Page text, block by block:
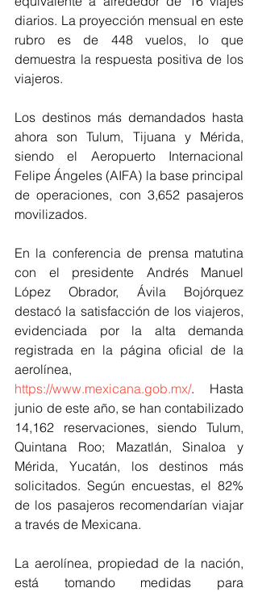
diarios. La proyección mensual en este
rubro es de 448 vuelos, lo que
demuestra la respuesta positiva de los
viajeros.
Los destinos más demandados hasta
ahora son Tulum, Tijuana y Mérida,
siendo el Aeropuerto Internacional
Felipe Ángeles (AIFA) la base principal
de operaciones, con 3,652 pasajeros
movilizados.
En la conferencia de prensa matutina
con el presidente Andrés Manuel
López Obrador, Ávila Bojórquez
destacó la satisfacción de los viajeros,
evidenciada por la alta demanda
registrada en la página oficial de la
https://www.mexicana.gob.mx/. Hasta
junio de este año, se han contabilizado
14,162 reservaciones, siendo Tulum,
Quintana Roo; Mazatlán, Sinaloa y
Mérida, Yucatán, los destinos más
solicitados. Según encuestas, el 82%
de los pasajeros recomendarían viajar
a través de Mexicana.
La aerolínea, propiedad de la nación,
está tomando medidas para